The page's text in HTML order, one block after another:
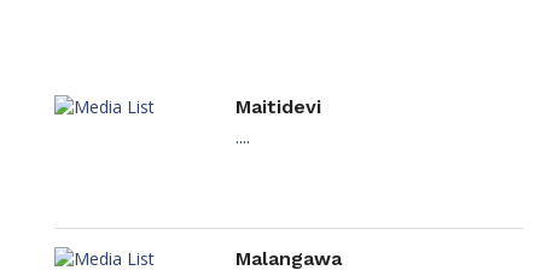
Maitidevi
....
Malangawa